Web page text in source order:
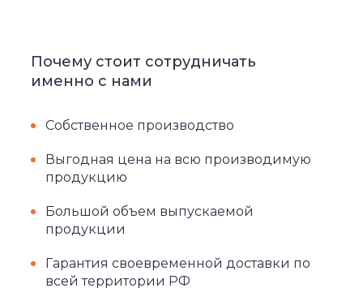
Почему стоит сотрудничать
именно с нами
Собственное производство
Выгодная цена на всю производимую
продукцию
Большой объем выпускаемой
продукции
Гарантия своевременной доставки по
всей территории РФ